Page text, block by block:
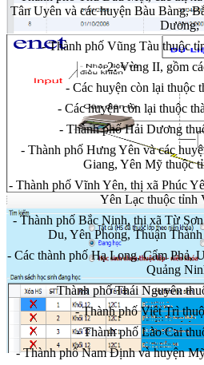
Tân Uyên và các huyện Bàu Bàng,
Dương;
- Thành phố Vũng Tàu thuộc tỉ
2. Vùng II, gồm
- Các huyện còn lại thuộc
- Các huyện còn lại thuộc
- Thành phố Hải Dương
- Thành phố Hưng Yên và các
Giang, Yên Mỹ thuộc tỉ
- Thành phố Vĩnh Yên, thị xã Phúc
Yên Lạc thuộc tỉnh
- Thành phố Bắc Ninh, thị xã Từ
Du, Yên Phong, Thuận
- Các thành phố Hạ Long, Cẩm Phả,
Quảng
- Thành phố Thái Nguyên
- Thành phố Việt Trì
- Thành phố Lào Cai
- Thành phố Nam Định và huyện